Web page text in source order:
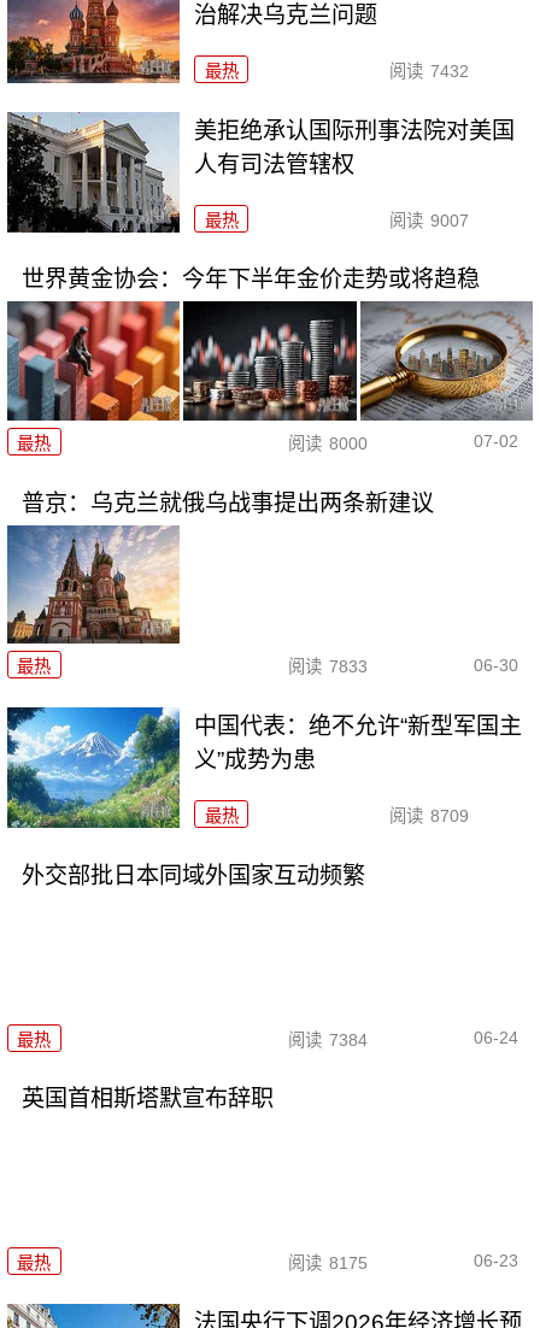
治解决乌克兰问题
最热 阅读 7432
美拒绝承认国际刑事法院对美国
人有司法管辖权
最热 阅读 9007
世界黄金协会：今年下半年金价走势或将趋稳
最热 阅读 8000 07-02
普京：乌克兰就俄乌战事提出两条新建议
最热 阅读 7833 06-30
中国代表：绝不允许“新型军国主
义”成势为患
最热 阅读 8709
外交部批日本同域外国家互动频繁
最热 阅读 7384 06-24
英国首相斯塔默宣布辞职
最热 阅读 8175 06-23
法国央行下调2026年经济增长预